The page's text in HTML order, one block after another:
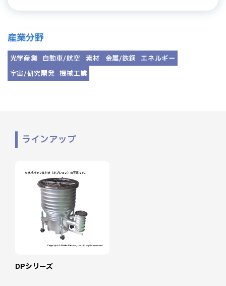
産業分野
光学産業 自動車/航空 素材 金属/鉄鋼 エネルギー
宇宙/研究開発 機械工業
ラインアップ
DPシリーズ